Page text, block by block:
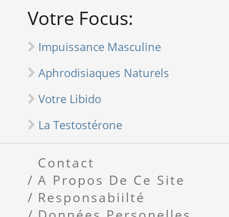
Votre Focus:
Impuissance Masculine
Aphrodisiaques Naturels
Votre Libido
La Testostérone
Contact
A Propos De Ce Site
Responsabiilté